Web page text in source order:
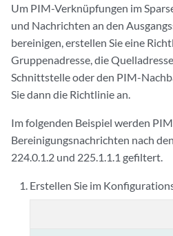
Um PIM-Verknüpfungen im
und Nachrichten an den
bereinigen, erstellen Sie eine
Gruppenadresse, die
Schnittstelle oder den PIM-
Sie dann die Richtlinie an.
Im folgenden Beispiel werden
Bereinigungsnachrichten nach
224.0.1.2 und 225.1.1.1 gefiltert.
Erstellen Sie im